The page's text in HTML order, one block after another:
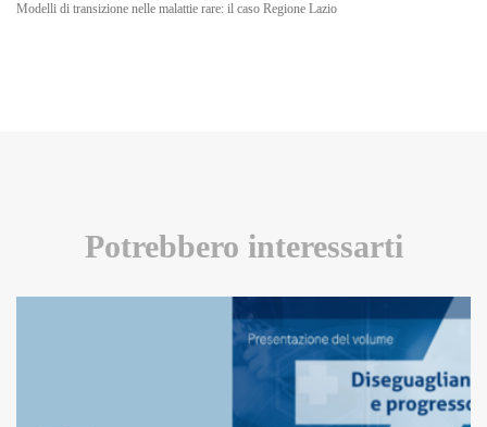
Modelli di transizione nelle malattie rare: il caso Regione Lazio
Potrebbero interessarti